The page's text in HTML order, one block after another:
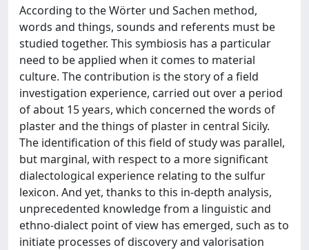
According to the Wörter und Sachen method,
words and things, sounds and referents must be
studied together. This symbiosis has a particular
need to be applied when it comes to material
culture. The contribution is the story of a field
investigation experience, carried out over a period
of about 15 years, which concerned the words of
plaster and the things of plaster in central Sicily.
The identification of this field of study was parallel,
but marginal, with respect to a more significant
dialectological experience relating to the sulfur
lexicon. And yet, thanks to this in-depth analysis,
unprecedented knowledge from a linguistic and
ethno-dialect point of view has emerged, such as to
initiate processes of discovery and valorisation